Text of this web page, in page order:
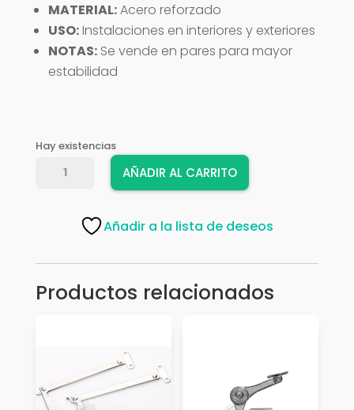
MATERIAL:Acero reforzado
USO:Instalaciones en interiores y exteriores
NOTAS:Se vende en pares para mayor
estabilidad
Hay existencias
BRAZO
cantidad
AÑADIR AL CARRITO
Añadir a la lista de deseos
Productos relacionados